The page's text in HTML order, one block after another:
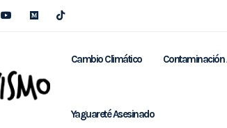
Cambio Climático Contaminación
Yaguareté Asesinado